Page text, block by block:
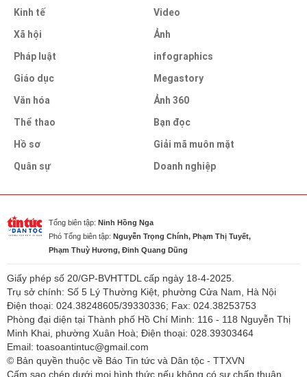
Kinh tế
Xã hội
Pháp luật
Giáo dục
Văn hóa
Thể thao
Hồ sơ
Quân sự
Video
Ảnh
infographics
Megastory
Ảnh 360
Bạn đọc
Giải mã muôn mặt
Doanh nghiệp
Tổng biên tập: Ninh Hồng Nga
Phó Tổng biên tập: Nguyễn Trọng Chính, Phạm Thị Tuyết,
Phạm Thuỳ Hương, Đinh Quang Dũng
Giấy phép số 20/GP-BVHTTDL cấp ngày 18-4-2025.
Trụ sở chính: Số 5 Lý Thường Kiệt, phường Cửa Nam, Hà Nội
Điện thoại: 024.38248605/39330336; Fax: 024.38253753
Phòng đại diện tại Thành phố Hồ Chí Minh: 116 - 118 Nguyễn Thị
Minh Khai, phường Xuân Hoà; Điện thoại: 028.39303464
Email: toasoantintuc@gmail.com
© Bản quyền thuộc về Báo Tin tức và Dân tộc - TTXVN
Cấm sao chép dưới mọi hình thức nếu không có sự chấp thuận